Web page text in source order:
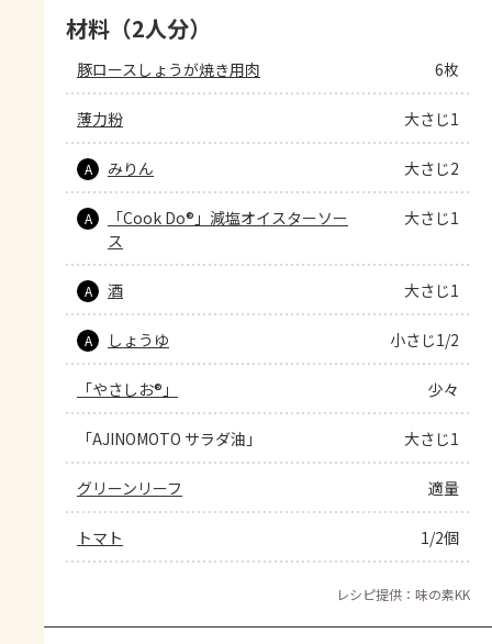
材料（2人分）
豚ロースしょうが焼き用肉 6枚
薄力粉 大さじ1
A みりん 大さじ2
A
「Cook Do®」減塩オイスターソー
ス
大さじ1
A 酒 大さじ1
A しょうゆ 小さじ1/2
「やさしお®」 少々
「AJINOMOTO サラダ油」 大さじ1
グリーンリーフ 適量
トマト 1/2個
レシピ提供：味の素KK